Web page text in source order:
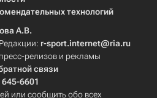
технологий
А.В.
r-sport.internet@ria.ru
релизов и рекламы
связи
6601
или сообщить обо всех